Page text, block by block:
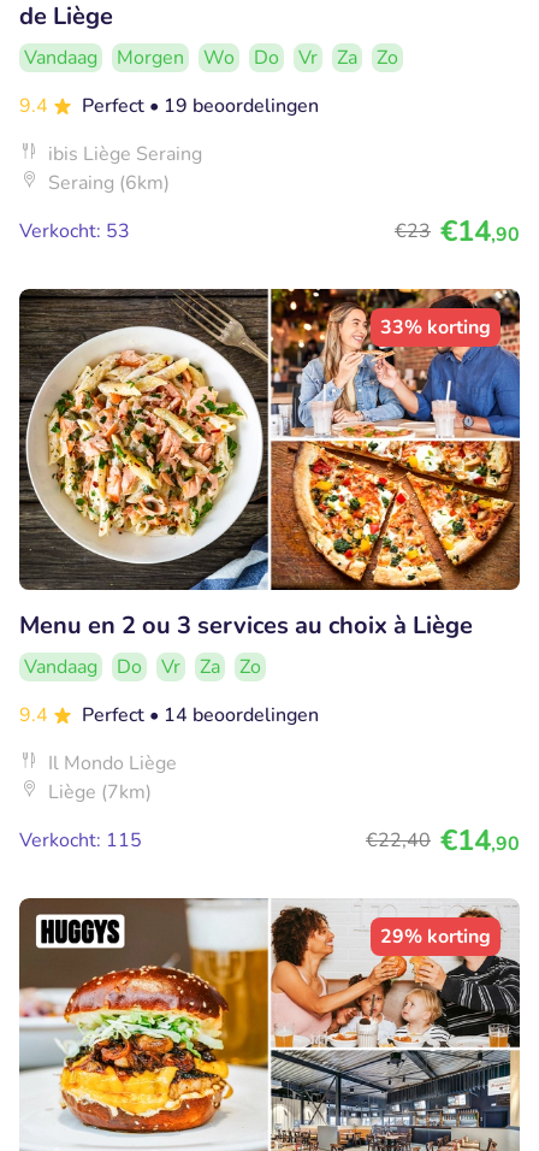
de Liège
Vandaag Morgen Wo Do Vr Za
Zo
9.4
Perfect • 19 beoordelingen
ibis Liège Seraing
Seraing (6km)
Verkocht: 53
€23 €14,90
33% korting
Menu en 2 ou 3 services au choix à Liège
Vandaag Do Vr Za
Zo
9.4
Perfect • 14 beoordelingen
Il Mondo Liège
Liège (7km)
Verkocht: 115
€22,40 €14,90
29% korting